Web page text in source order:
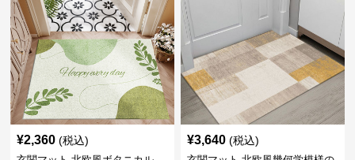
¥2,360 (税込) ¥3,640 (税込)